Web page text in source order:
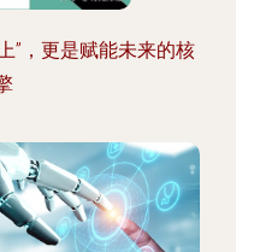
”，更是赋能未来的核